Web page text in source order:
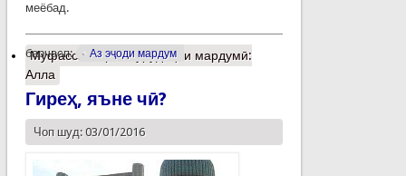
меёбад.
барчасп: Аз эҷоди мардум
Муфассалтаро Сурудаҳои мардумӣ:
Алла
Гиреҳ, яъне чӣ?
Чоп шуд: 03/01/2016